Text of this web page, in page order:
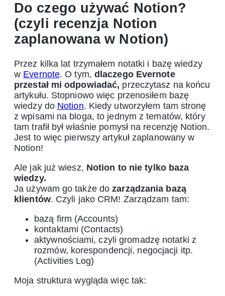
Do czego używać Notion?
(czyli recenzja Notion
zaplanowana w Notion)
Przez kilka lat trzymałem notatki i bazę wiedzy
w Evernote. O tym, dlaczego Evernote
przestał mi odpowiadać, przeczytasz na końcu
artykułu. Stopniowo więc przenosiłem bazę
wiedzy do Notion. Kiedy utworzyłem tam stronę
z wpisami na bloga, to jednym z tematów, który
tam trafił był właśnie pomysł na recenzję Notion.
Jest to więc pierwszy artykuł zaplanowany w
Notion!
Ale jak już wiesz, Notion to nie tylko baza
wiedzy.
Ja używam go także do zarządzania bazą
klientów. Czyli jako CRM! Zarządzam tam:
bazą firm (Accounts)
kontaktami (Contacts)
aktywnościami, czyli gromadzę notatki z
rozmów, korespondencji, negocjacji itp.
(Activities Log)
Moja struktura wygląda więc tak: